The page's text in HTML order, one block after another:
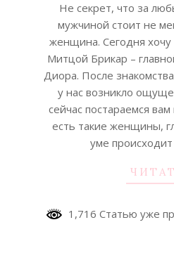
Не секрет, что за
мужчиной стоит не
женщина. Сегодня хочу
Митцой Брикар –
Диора. После
у нас возникло
сейчас постараемся
есть такие женщины,
уме
1,716 Статью уже